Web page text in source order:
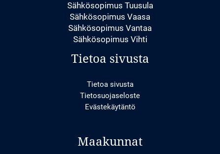
Sähkösopimus Tuusula
Sähkösopimus Vaasa
Sähkösopimus Vantaa
Sähkösopimus Vihti
Tietoa sivusta
Tietoa sivusta
Tietosuojaseloste
Evästekäytäntö
Maakunnat